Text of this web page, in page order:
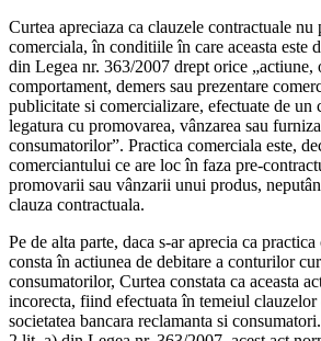
Curtea apreciaza ca clauzele contractuale
comerciala, în conditiile în care aceasta este
din Legea nr. 363/2007 drept orice „actiune,
comportament, demers sau prezentare
publicitate si comercializare, efectuate de un
legatura cu promovarea, vânzarea sau
consumatorilor”. Practica comerciala este,
comerciantului ce are loc în faza pre-
promovarii sau vânzarii unui produs,
clauza contractuala.
Pe de alta parte, daca s-ar aprecia ca
consta în actiunea de debitare a conturilor
consumatorilor, Curtea constata ca aceasta
incorecta, fiind efectuata în temeiul
societatea bancara reclamanta si